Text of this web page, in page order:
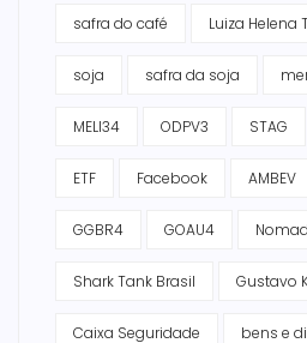
safra do café Luiza Helena
soja safra da soja
MELI34 ODPV3 STAG
ETF Facebook AMBEV
GGBR4 GOAU4 Nomad
Shark Tank Brasil Gustavo
Caixa Seguridade bens e